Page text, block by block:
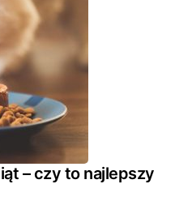
– czy to najlepszy